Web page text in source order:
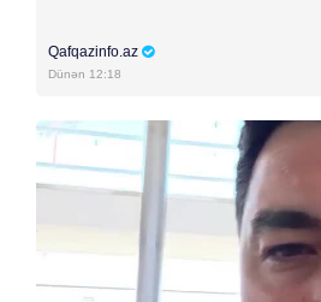
Qafqazinfo.az
Dünən 12:18